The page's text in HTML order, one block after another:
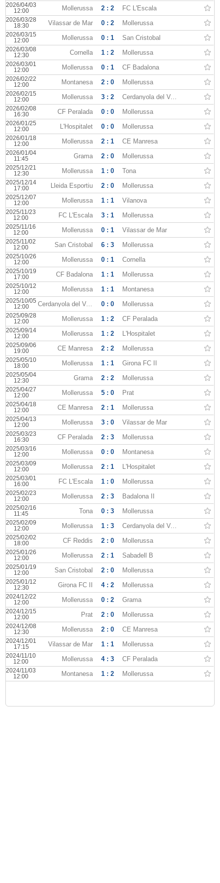
2026/04/03
12:00
Mollerussa 2 : 2 FC L'Escala
2026/03/28
18:30
Vilassar de Mar 0 : 2 Mollerussa
2026/03/15
12:00
Mollerussa 0 : 1 San Cristobal
2026/03/08
12:30
Cornella 1 : 2 Mollerussa
2026/03/01
12:00
Mollerussa 0 : 1 CF Badalona
2026/02/22
12:00
Montanesa 2 : 0 Mollerussa
2026/02/15
12:00
Mollerussa 3 : 2 Cerdanyola del Valles
2026/02/08
16:30
CF Peralada 0 : 0 Mollerussa
2026/01/25
12:00
L'Hospitalet 0 : 0 Mollerussa
2026/01/18
12:00
Mollerussa 2 : 1 CE Manresa
2026/01/04
11:45
Grama 2 : 0 Mollerussa
2025/12/21
12:30
Mollerussa 1 : 0 Tona
2025/12/14
17:00
Lleida Esportiu 2 : 0 Mollerussa
2025/12/07
12:00
Mollerussa 1 : 1 Vilanova
2025/11/23
12:00
FC L'Escala 3 : 1 Mollerussa
2025/11/16
12:00
Mollerussa 0 : 1 Vilassar de Mar
2025/11/02
12:00
San Cristobal 6 : 3 Mollerussa
2025/10/26
12:00
Mollerussa 0 : 1 Cornella
2025/10/19
17:00
CF Badalona 1 : 1 Mollerussa
2025/10/12
12:00
Mollerussa 1 : 1 Montanesa
2025/10/05
12:00
Cerdanyola del Valles 0 : 0 Mollerussa
2025/09/28
12:00
Mollerussa 1 : 2 CF Peralada
2025/09/14
12:00
Mollerussa 1 : 2 L'Hospitalet
2025/09/06
19:00
CE Manresa 2 : 2 Mollerussa
2025/05/10
18:00
Mollerussa 1 : 1 Girona FC II
2025/05/04
12:30
Grama 2 : 2 Mollerussa
2025/04/27
12:00
Mollerussa 5 : 0 Prat
2025/04/18
12:00
CE Manresa 2 : 1 Mollerussa
2025/04/13
12:00
Mollerussa 3 : 0 Vilassar de Mar
2025/03/23
16:30
CF Peralada 2 : 3 Mollerussa
2025/03/16
12:00
Mollerussa 0 : 0 Montanesa
2025/03/09
12:00
Mollerussa 2 : 1 L'Hospitalet
2025/03/01
16:00
FC L'Escala 1 : 0 Mollerussa
2025/02/23
12:00
Mollerussa 2 : 3 Badalona II
2025/02/16
11:45
Tona 0 : 3 Mollerussa
2025/02/09
12:00
Mollerussa 1 : 3 Cerdanyola del Valles
2025/02/02
18:00
CF Reddis 2 : 0 Mollerussa
2025/01/26
12:00
Mollerussa 2 : 1 Sabadell B
2025/01/19
12:00
San Cristobal 2 : 0 Mollerussa
2025/01/12
12:30
Girona FC II 4 : 2 Mollerussa
2024/12/22
12:00
Mollerussa 0 : 2 Grama
2024/12/15
12:00
Prat 2 : 0 Mollerussa
2024/12/08
12:30
Mollerussa 2 : 0 CE Manresa
2024/12/01
17:15
Vilassar de Mar 1 : 1 Mollerussa
2024/11/10
12:00
Mollerussa 4 : 3 CF Peralada
2024/11/03
12:00
Montanesa 1 : 2 Mollerussa